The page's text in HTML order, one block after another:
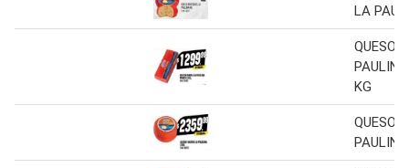
LA
QUESO
KG
QUESO